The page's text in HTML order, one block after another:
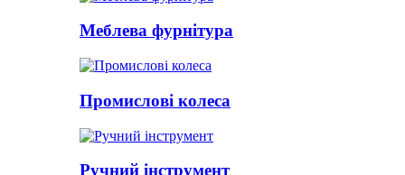
Меблева фурнітура
Промислові колеса
Ручний інструмент